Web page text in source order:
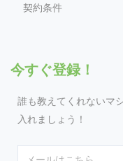
契約条件
今すぐ登録！
誰も教えてくれないマ
入れましょう！